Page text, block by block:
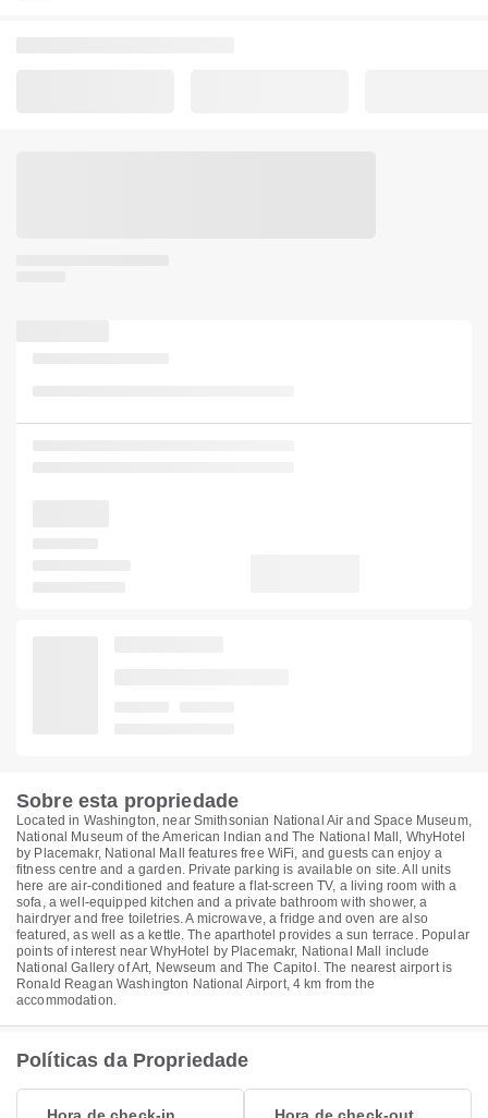
Sobre esta propriedade
Located in Washington, near Smithsonian National Air and Space Museum,
National Museum of the American Indian and The National Mall, WhyHotel
by Placemakr, National Mall features free WiFi, and guests can enjoy a
fitness centre and a garden. Private parking is available on site. All units
here are air-conditioned and feature a flat-screen TV, a living room with a
sofa, a well-equipped kitchen and a private bathroom with shower, a
hairdryer and free toiletries. A microwave, a fridge and oven are also
featured, as well as a kettle. The aparthotel provides a sun terrace. Popular
points of interest near WhyHotel by Placemakr, National Mall include
National Gallery of Art, Newseum and The Capitol. The nearest airport is
Ronald Reagan Washington National Airport, 4 km from the
accommodation.
Políticas da Propriedade